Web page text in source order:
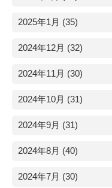
2025年1月 (35)
2024年12月 (32)
2024年11月 (30)
2024年10月 (31)
2024年9月 (31)
2024年8月 (40)
2024年7月 (30)